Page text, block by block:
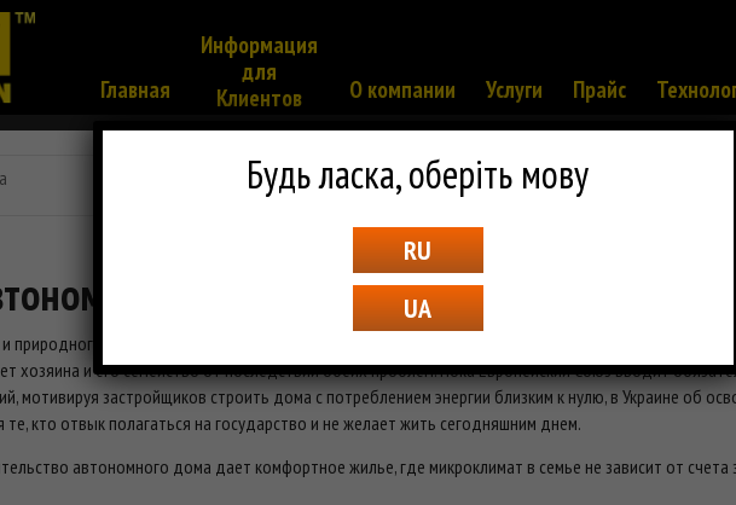
Главная
Информация
для
Клиентов
О компании Услуги Прайс
дома
природного газа на планете вряд ли вызовет в душе человека, эмоциональный отклик сильнее,
хозяина и его семейство от последствий обеих проблем. Пока Европейский Союз вводит
мотивируя застройщиков строить дома с потреблением энергии близким к нулю, в Украине об
кто отвык полагаться на государство и не желает жить сегодняшним днем.
автономного дома дает комфортное жилье, где микроклимат в семье не зависит от счета
Будь ласка, оберіть мову
UA
RU